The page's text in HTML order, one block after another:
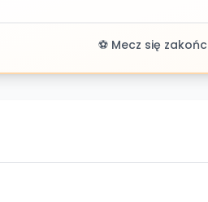
⚽ Mecz się